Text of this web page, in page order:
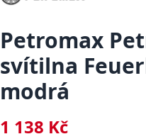
Petromax
svítilna
modrá
1 138 Kč